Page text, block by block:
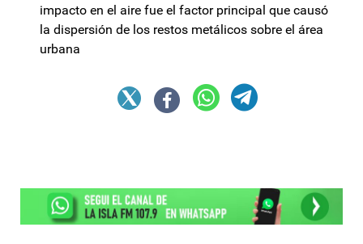
impacto en el aire fue el factor principal que causó
la dispersión de los restos metálicos sobre el área
urbana